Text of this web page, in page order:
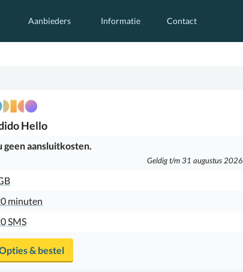
Aanbieders Informatie Contact
Hello
geen aansluitkosten.
Geldig t/m 31 augustus 2026
minuten
SMS
& bestel